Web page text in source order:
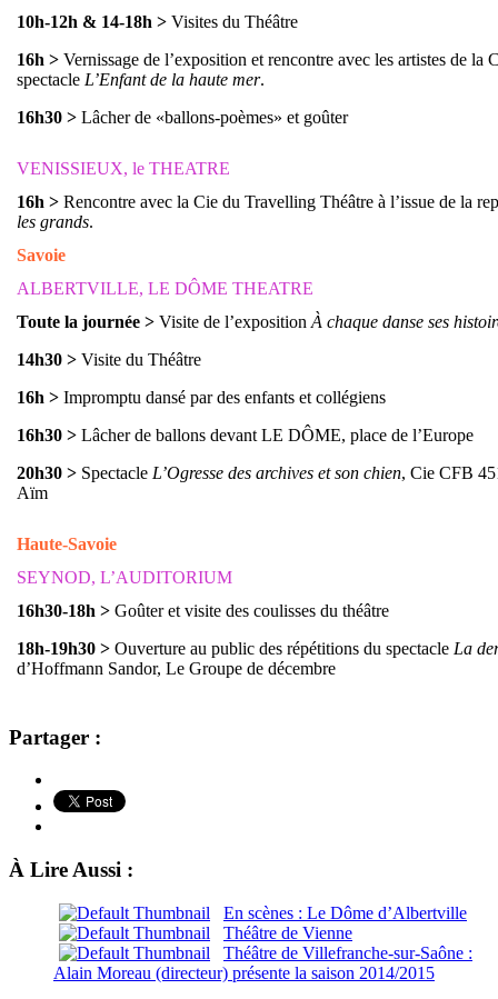
10h-12h & 14-18h > Visites du Théâtre
16h > Vernissage de l’exposition et rencontre avec les artistes de la
spectacle L’Enfant de la haute mer.
16h30 > Lâcher de «ballons-poèmes» et goûter
VENISSIEUX, le THEATRE
16h > Rencontre avec la Cie du Travelling Théâtre à l’issue de la
les grands.
Savoie
ALBERTVILLE, LE DÔME THEATRE
Toute la journée > Visite de l’exposition À chaque danse ses
14h30 > Visite du Théâtre
16h > Impromptu dansé par des enfants et collégiens
16h30 > Lâcher de ballons devant LE DÔME, place de l’Europe
20h30 > Spectacle L’Ogresse des archives et son chien, Cie CFB
Aïm
Haute-Savoie
SEYNOD, L’AUDITORIUM
16h30-18h > Goûter et visite des coulisses du théâtre
18h-19h30 > Ouverture au public des répétitions du spectacle La
d’Hoffmann Sandor, Le Groupe de décembre
Partager :
À Lire Aussi :
En scènes : Le Dôme d’Albertville
Théâtre de Vienne
Théâtre de Villefranche-sur-Saône :
Alain Moreau (directeur) présente la saison 2014/2015